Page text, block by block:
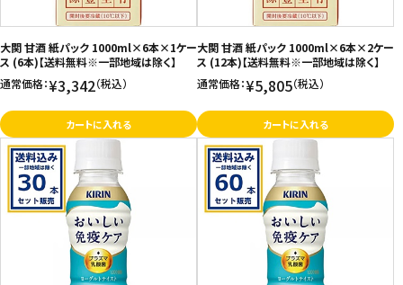
大関 甘酒 紙パック 1000ml×6本×1ケー
ス (6本)【送料無料※一部地域は除く】
通常価格：¥3,342（税込）
カートに入れる
大関 甘酒 紙パック 1000ml×6本×2ケー
ス (12本)【送料無料※一部地域は除く】
通常価格：¥5,805（税込）
カートに入れる